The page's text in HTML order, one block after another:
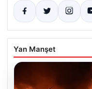
Yan Manşet